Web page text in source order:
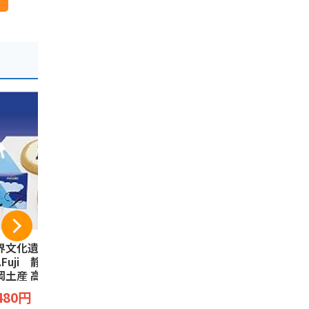
文化遺産 3776
静岡限定
土産 高速道路限
士山タルトク
ー Fujisan Tart
円